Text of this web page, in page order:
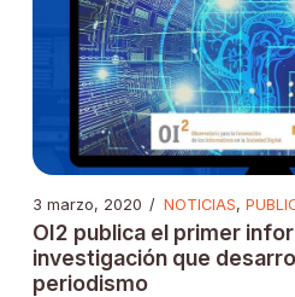
3 marzo, 2020 / NOTICIAS,
OI2 publica el primer
investigación que
periodismo